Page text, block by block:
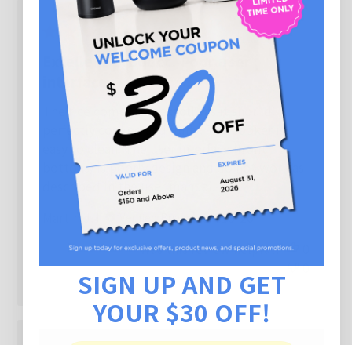
Excellent product. Poor user
interface.
The rice comes out exactly as it should:
perfectly cooked and fluffy. The cooker is
easy to clean. The user interface (front
bottons) is poorly design and do not work as
described in the user manual.
Martin J.
Verified Buyer
Published
04/15/26
Was this review helpful?
0
SIGN UP AND GET
YOUR $30 OFF!